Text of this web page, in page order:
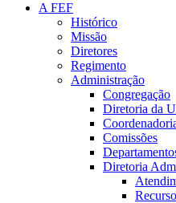
A FEF
Histórico
Missão
Diretores
Regimento
Administração
Congregação
Diretoria da
Comissões
Diretoria